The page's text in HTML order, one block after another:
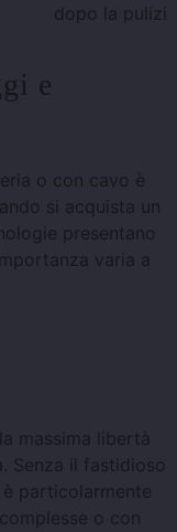
dopo la
e
o con cavo è
si acquista un
presentano
varia a
massima libertà
Senza il fastidioso
particolarmente
o con